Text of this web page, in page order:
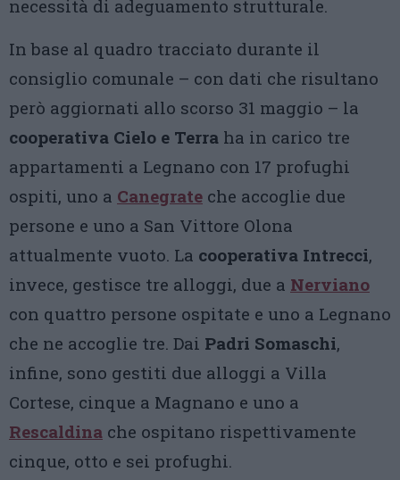
necessità di adeguamento strutturale.
In base al quadro tracciato durante il
consiglio comunale – con dati che risultano
però aggiornati allo scorso 31 maggio – la
cooperativa Cielo e Terra ha in carico tre
appartamenti a Legnano con 17 profughi
ospiti, uno a Canegrate che accoglie due
persone e uno a San Vittore Olona
attualmente vuoto. La cooperativa Intrecci,
invece, gestisce tre alloggi, due a Nerviano
con quattro persone ospitate e uno a Legnano
che ne accoglie tre. Dai Padri Somaschi,
infine, sono gestiti due alloggi a Villa
Cortese, cinque a Magnano e uno a
Rescaldina che ospitano rispettivamente
cinque, otto e sei profughi.